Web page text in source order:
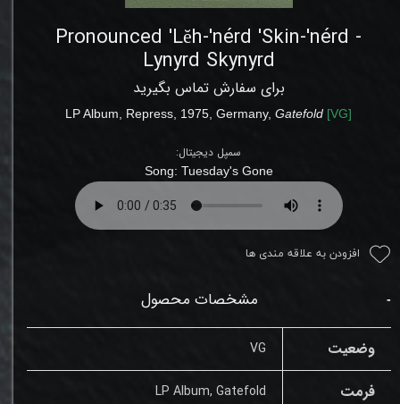
Pronounced 'Lĕh-'nérd 'Skin-'nérd -
Lynyrd Skynyrd
برای سفارش تماس بگیرید
LP Album, Repress, 1975, Germany,Gatefold [VG]
سمپل دیجیتال:
Song: Tuesday's Gone
افزودن به علاقه مندی ها
مشخصات محصول
وضعیت VG
فرمت LP Album, Gatefold